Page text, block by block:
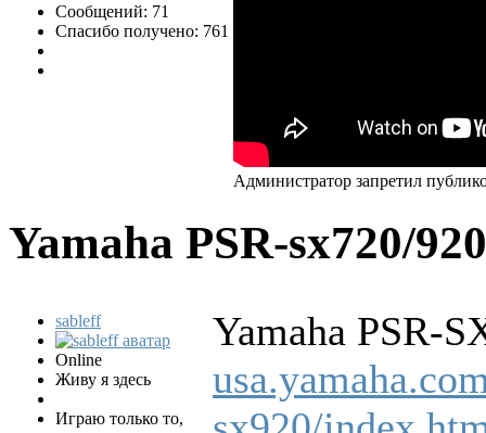
Сообщений: 71
Спасибо получено: 761
Администратор запретил
Yamaha PSR-sx720/
sableff
Online
Живу я здесь
Играю только то,
Yamaha PSR-